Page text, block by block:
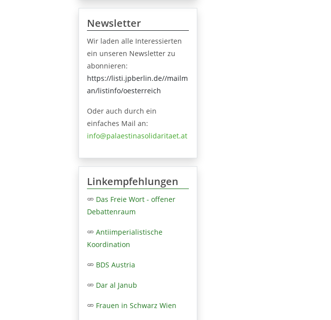
Newsletter
Wir laden alle Interessierten
ein unseren Newsletter zu
abonnieren:
https://listi.jpberlin.de//mailm
an/listinfo/oesterreich
Oder auch durch ein
einfaches Mail an:
info@palaestinasolidaritaet.at
Linkempfehlungen
Das Freie Wort - offener
Debattenraum
Antiimperialistische
Koordination
BDS Austria
Dar al Janub
Frauen in Schwarz Wien